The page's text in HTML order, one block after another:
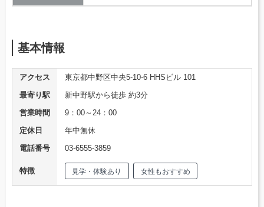
基本情報
アクセス
東京都中野区中央5-10-6 HHSビル 101
最寄り駅
新中野駅から徒歩 約3分
営業時間
9：00～24：00
定休日
年中無休
電話番号
03-6555-3859
特徴 見学・体験あり 女性もおすすめ